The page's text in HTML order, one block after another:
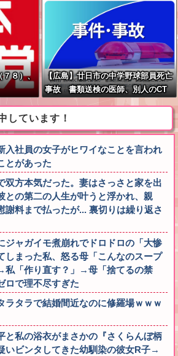
７８）、
【広島】廿日市の中学野球部員死亡
事故 書類送検の医師、別人のCT
づかなかった可能性
しています！
入社員の女子がヒワイなことを言われ
とがあった
双方本気だった。妻はさっさと家を出
との第二の人生が叶うと浮かれ、親
謝料まで払ったが... 裏切りは繰り返さ
ジャガイモ煮崩れでドロドロの「大惨
しまった私、怒る母「こんなのスープ
私「作り直す？」→母「捨てるの禁
ロで理不尽すぎた
ラタラで結婚間近なのに修羅場ｗｗｗ
と私の浴衣がまさかの『さくらんぼ柄
いビンタしてきた幼馴染の彼女R子→